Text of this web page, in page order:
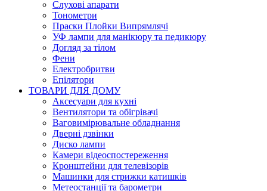
Слухові апарати
Тонометри
Праски Плойки Випрямлячі
УФ лампи для манікюру та педикюру
Догляд за тілом
Фени
Електробритви
Епілятори
ТОВАРИ ДЛЯ ДОМУ
Аксесуари для кухні
Вентилятори та обігрівачі
Ваговимірювальне обладнання
Дверні дзвінки
Диско лампи
Камери відеоспостереження
Кронштейни для телевізорів
Машинки для стрижки катишків
Метеостанції та барометри